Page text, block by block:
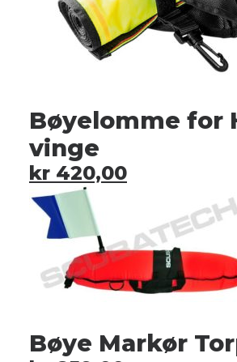
Bøyelomme for
vinge
kr 420,00
Bøye Markør